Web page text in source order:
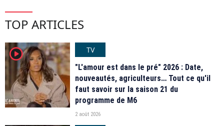
TOP ARTICLES
player2
TV
"L'amour est dans le pré" 2026 : Date,
nouveautés, agriculteurs… Tout ce qu'il
faut savoir sur la saison 21 du
programme de M6
2 août 2026